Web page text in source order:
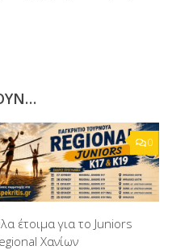
0
έτοιμα για το Juniors
Χανίων